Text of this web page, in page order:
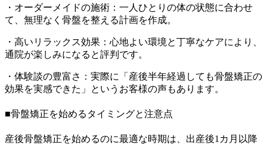
・オーダーメイドの施術：一人ひとりの体の状態に合わせ
て、無理なく骨盤を整える計画を作成。
・高いリラックス効果：心地よい環境と丁寧なケアにより、
通院が楽しみになると評判です。
・体験談の豊富さ：実際に「産後半年経過しても骨盤矯正の
効果を実感できた」というお客様の声もあります。
■骨盤矯正を始めるタイミングと注意点
産後骨盤矯正を始めるのに最適な時期は、出産後1カ月以降